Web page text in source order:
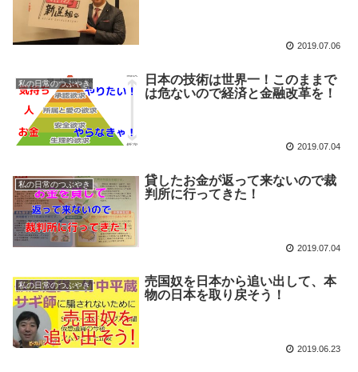
2019.07.06
私の日常のつぶやき
日本の技術は世界一！このままで
は危ないので経済と金融改革を！
2019.07.04
私の日常のつぶやき
貸したお金が返って来ないので裁
判所に行ってきた！
2019.07.04
私の日常のつぶやき
売国奴を日本から追い出して、本
物の日本を取り戻そう！
2019.06.23